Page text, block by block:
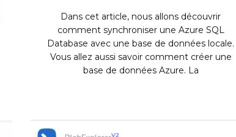
Dans cet article, nous allons découvrir
comment synchroniser une Azure SQL
Database avec une base de données locale.
Vous allez aussi savoir comment créer une
base de données Azure. La